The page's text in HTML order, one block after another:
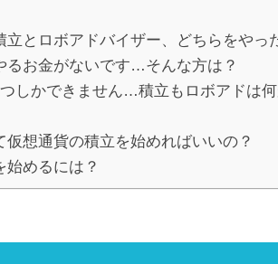
立とロボアドバイザー、どちらをやっ
るお金がないです…そんな方は？
しかできません…積立もロボアドは
仮想通貨の積立を始めればいいの？
始めるには？